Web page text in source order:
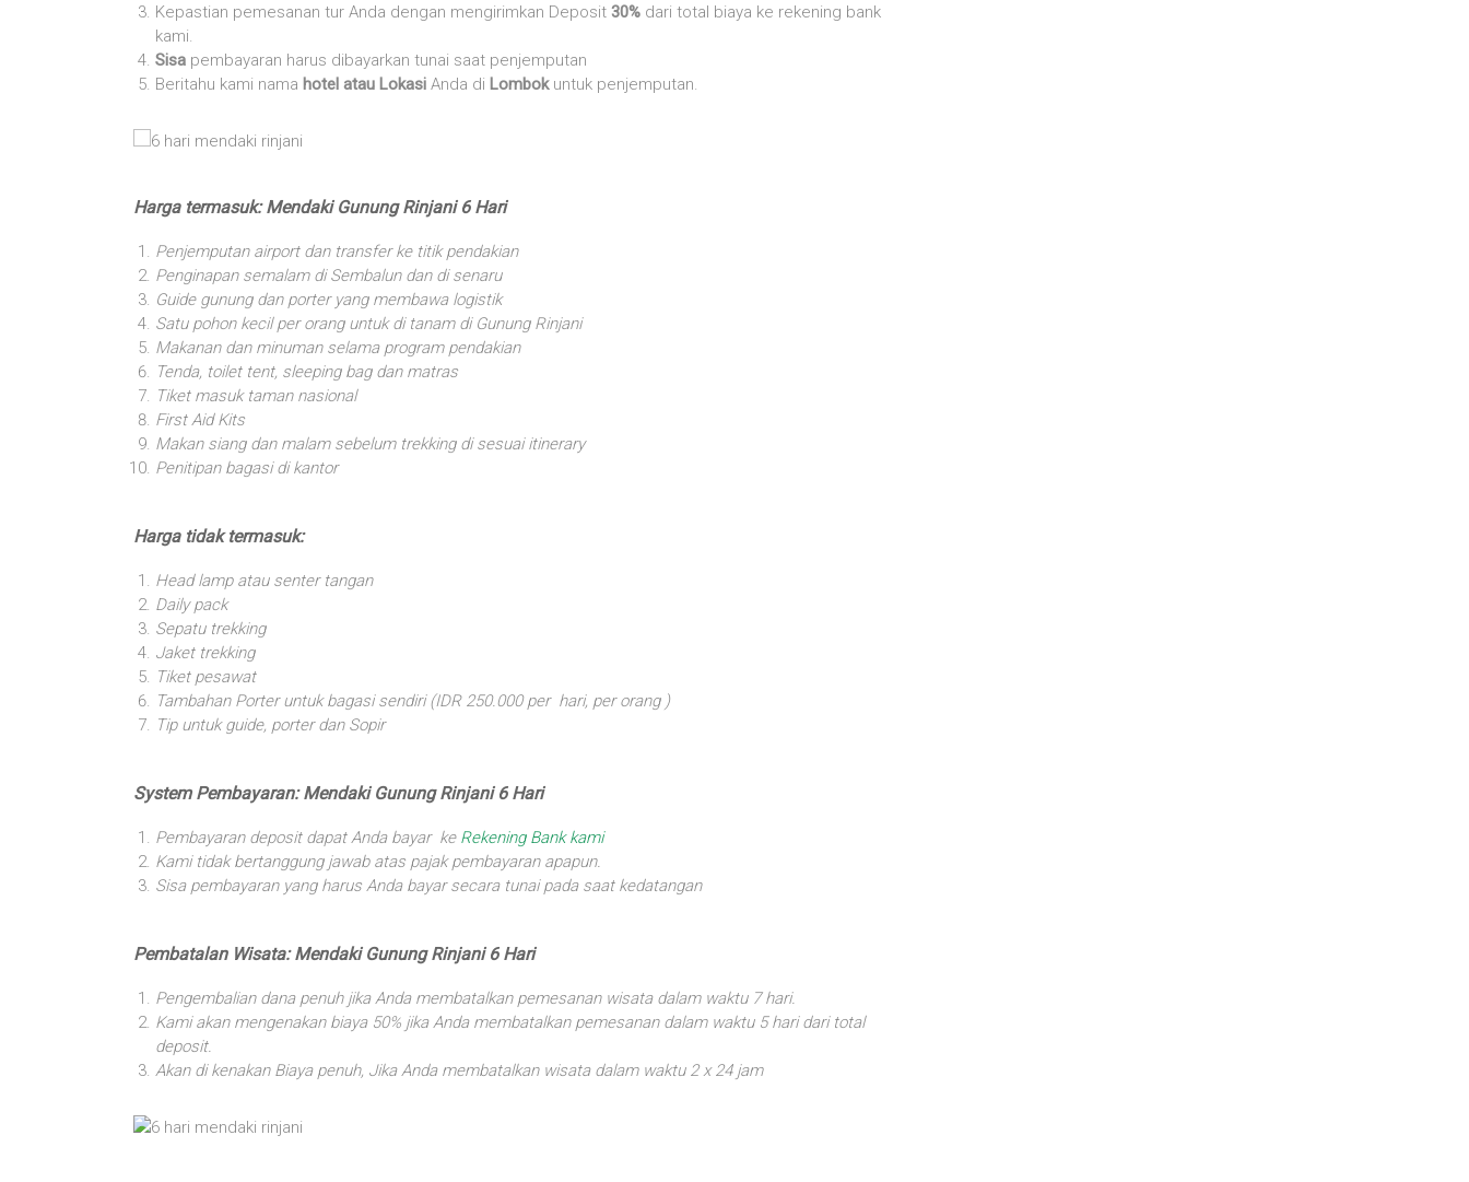
Kepastian pemesanan tur Anda dengan mengirimkan Deposit 30% dari total biaya ke rekening bank
kami.
Sisa pembayaran harus dibayarkan tunai saat penjemputan
Beritahu kami nama hotel atau Lokasi Anda di Lombok untuk penjemputan.
Harga termasuk: Mendaki Gunung Rinjani 6 Hari
Penjemputan airport dan transfer ke titik pendakian
Penginapan semalam di Sembalun dan di senaru
Guide gunung dan porter yang membawa logistik
Satu pohon kecil per orang untuk di tanam di Gunung Rinjani
Makanan dan minuman selama program pendakian
Tenda, toilet tent, sleeping bag dan matras
Tiket masuk taman nasional
First Aid Kits
Makan siang dan malam sebelum trekking di sesuai itinerary
Penitipan bagasi di kantor
Harga tidak termasuk:
Head lamp atau senter tangan
Daily pack
Sepatu trekking
Jaket trekking
Tiket pesawat
Tambahan Porter untuk bagasi sendiri (IDR 250.000 per hari, per orang )
Tip untuk guide, porter dan Sopir
System Pembayaran: Mendaki Gunung Rinjani 6 Hari
Pembayaran deposit dapat Anda bayar ke Rekening Bank kami
Kami tidak bertanggung jawab atas pajak pembayaran apapun.
Sisa pembayaran yang harus Anda bayar secara tunai pada saat kedatangan
Pembatalan Wisata: Mendaki Gunung Rinjani 6 Hari
Pengembalian dana penuh jika Anda membatalkan pemesanan wisata dalam waktu 7 hari.
Kami akan mengenakan biaya 50% jika Anda membatalkan pemesanan dalam waktu 5 hari dari total
deposit.
Akan di kenakan Biaya penuh, Jika Anda membatalkan wisata dalam waktu 2 x 24 jam